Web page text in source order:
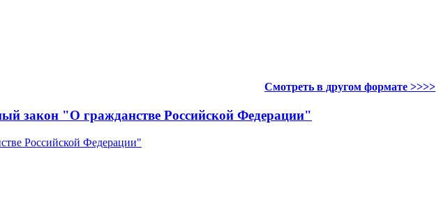
Смотреть в другом формате >>>>
закон "О гражданстве Российской Федерации"
Российской Федерации"